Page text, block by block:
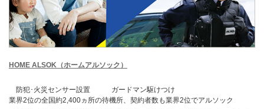
HOME ALSOK（ホームアルソック）
防犯･火災センサー設置
ガードマン駆けつけ
業界2位の全国約2,400ヵ所の待機所、契約者数も業界2位でアルソック